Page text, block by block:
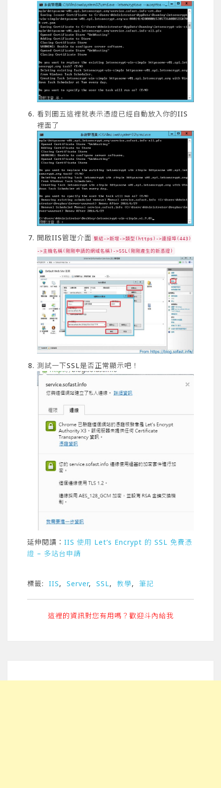
看到圖五這裡就表示憑證已經自動放入你的IIS
裡面了
開啟IIS管理介面 繫結->新增->類型(https)->連接埠(443)
->主機名稱(剛剛申請的網域名稱)->SSL(剛剛產生的新憑證)
測試一下SSL是否正常顯示吧！
延伸閱讀： IIS 使用 Let’s Encrypt 的 SSL 免費憑
證 – 多站台申請
標籤: IIS, Server, SSL, 教學, 筆記
這裡的資訊對您有用嗎？歡迎斗內給我